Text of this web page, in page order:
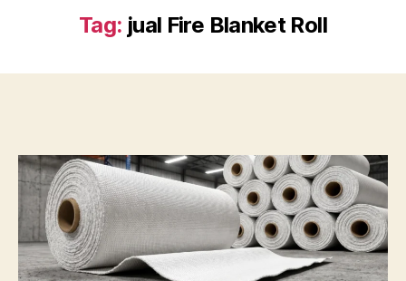
Tag: jual Fire Blanket Roll